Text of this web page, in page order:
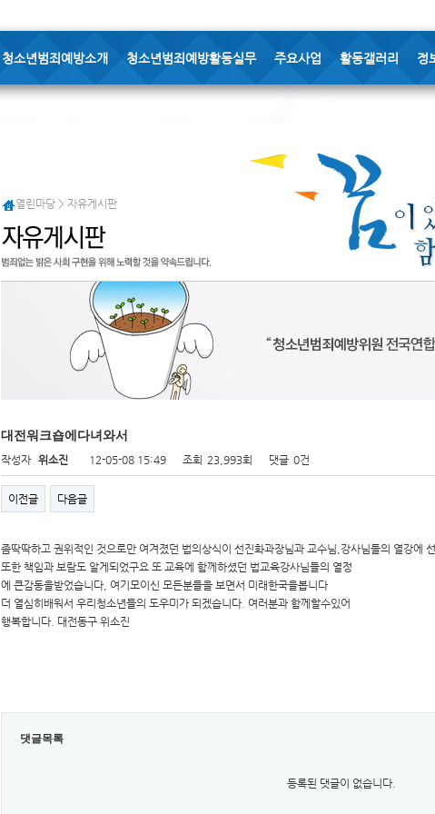
청소년범죄예방소개 청소년범죄예방활동실무 주요사업 활동갤러리 정
열린마당 > 자유게시판
대전워크숍에다녀와서
작성자 위소진 12-05-08 15:49 조회 23,993회 댓글 0건
이전글 다음글
좀딱딱하고 권위적인 것으로만 여겨졌던 법의상식이 선진화과장님과 교수님,강사님들의 열강에
또한 책임과 보람도 알게되었구요 또 교육에 함께하셨던 법교육강사님들의 열정
에 큰감동을받었습니다, 여기모이신 모든분들을 보면서 미래한국을봅니다
더 열심히배워서 우리청소년들의 도우미가 되겠습니다. 여러분과 함께할수있어
행복합니다. 대전동구 위소진
댓글목록
등록된 댓글이 없습니다.